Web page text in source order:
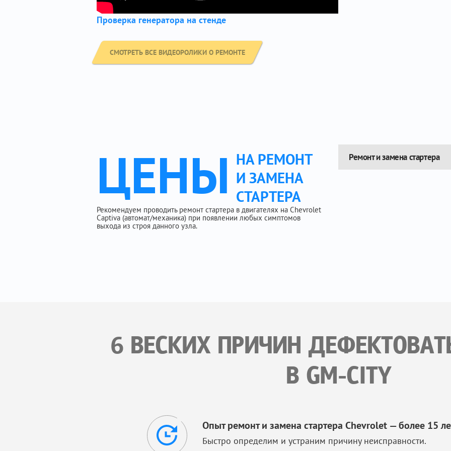
Проверка генератора на стенде
СМОТРЕТЬ ВСЕ ВИДЕОРОЛИКИ О РЕМОНТЕ
ЦЕНЫ НА РЕМОНТ
И ЗАМЕНА
СТАРТЕРА
Рекомендуем проводить ремонт стартера в двигателях на Chevrolet
Captiva (автомат/механика) при появлении любых симптомов
выхода из строя данного узла.
Ремонт и замена стартера
6 ВЕСКИХ ПРИЧИН
В GM-CITY
Опыт ремонт и замена стартера Chevrolet — более 15
Быстро определим и устраним причину неисправности.